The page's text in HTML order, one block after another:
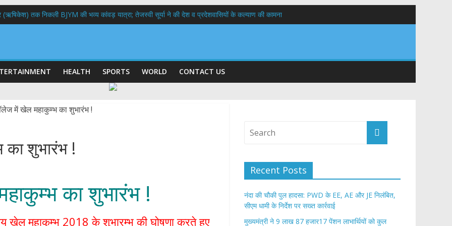
(ऋषिकेश) तक निकली BJYM की भव्य कांवड़ यात्रा; तेजस्वी सूर्या ने की देश व प्रदेशवासियों के कल्याण की कामना
PWD के EE, AE और JE निलंबित, सीएम धामी के निर्देश पर सख्त कार्रवाई
फैसला: पशुपालकों को 60% तक सब्सिडी, गंगा एक्सप्रेसवे का हरिद्वार तक होगा विस्तार
HEALTH SPORTS WORLD CONTACT US
का शुभारंभ !
का शुभारंभ !
खेल महाकुम्भ 2018 के शुभारम्भ की घोषणा करते हुए
Recent Posts
नंदा की चौकी पुल हादसा: PWD के EE, AE और JE निलंबित,
सीएम धामी के निर्देश पर सख्त कार्रवाई
मुख्यमंत्री ने 9 लाख 87 हजार17 पेंशन लाभार्थियों को कुल